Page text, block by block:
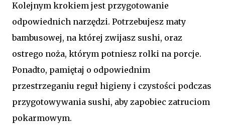
Kolejnym krokiem jest przygotowanie
odpowiednich narzędzi. Potrzebujesz maty
bambusowej, na której zwijasz sushi, oraz
ostrego noża, którym potniesz rolki na porcje.
Ponadto, pamiętaj o odpowiednim
przestrzeganiu reguł higieny i czystości podczas
przygotowywania sushi, aby zapobiec zatruciom
pokarmowym.